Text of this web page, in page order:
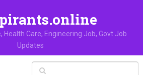
Health Care, Engineering Job, Govt Job
Updates